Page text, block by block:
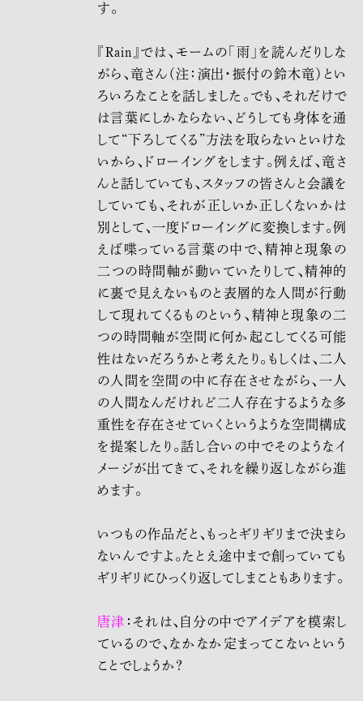
す。
『Rain』では、モームの「雨」を読んだりしな
がら、竜さん（注：演出・振付の鈴木竜）とい
ろいろなことを話しました。でも、それだけで
は言葉にしかならない、どうしても身体を通
して“下ろしてくる”方法を取らないといけな
いから、ドローイングをします。例えば、竜さ
んと話していても、スタッフの皆さんと会議を
していても、それが正しいか正しくないかは
別として、一度ドローイングに変換します。例
えば喋っている言葉の中で、精神と現象の
二つの時間軸が動いていたりして、精神的
に裏で見えないものと表層的な人間が行動
して現れてくるものという、精神と現象の二
つの時間軸が空間に何か起こしてくる可能
性はないだろうかと考えたり。もしくは、二人
の人間を空間の中に存在させながら、一人
の人間なんだけれど二人存在するような多
重性を存在させていくというような空間構成
を提案したり。話し合いの中でそのようなイ
メージが出てきて、それを繰り返しながら進
めます。
いつもの作品だと、もっとギリギリまで決まら
ないんですよ。たとえ途中まで創っていても
ギリギリにひっくり返してしまこともあります。
唐津 ：それは、自分の中でアイデアを模索し
ているので、なかなか定まってこないという
ことでしょうか？